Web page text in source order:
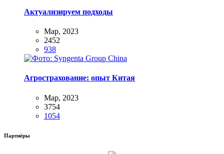
Актуализируем подходы
Мар, 2023
2452
938
Агрострахование: опыт Китая
Мар, 2023
3754
1054
Партнёры